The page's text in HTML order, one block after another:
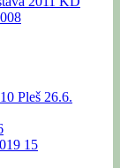
Pleš 26.6.
15